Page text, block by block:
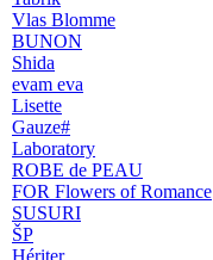
Vlas Blomme
BUNON
Shida
evam eva
Lisette
Gauze#
Laboratory
ROBE de PEAU
FOR Flowers of Romance
SUSURI
ŠP
Hériter